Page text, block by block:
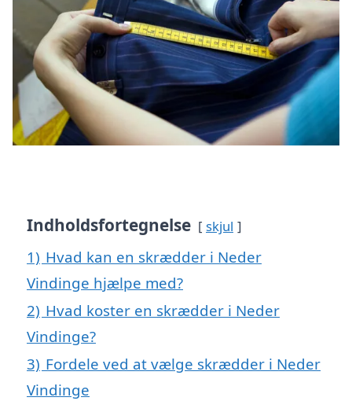
Indholdsfortegnelse skjul
1) Hvad kan en skrædder i Neder
Vindinge hjælpe med?
2) Hvad koster en skrædder i Neder
Vindinge?
3) Fordele ved at vælge skrædder i Neder
Vindinge